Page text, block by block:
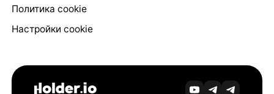
Политика cookie
Настройки cookie